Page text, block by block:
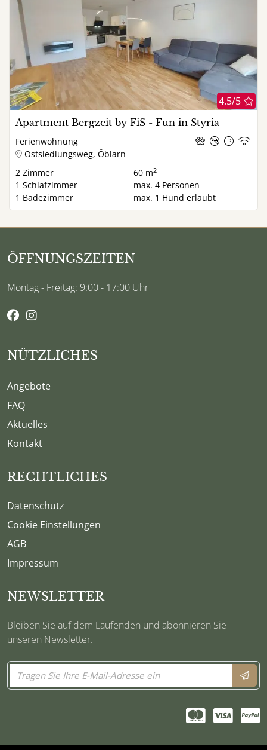
4.5/5
Apartment Bergzeit by FiS - Fun in Styria
Ferienwohnung
Ostsiedlungsweg, Öblarn
2 Zimmer
1 Schlafzimmer
1 Badezimmer
60 m2
max. 4 Personen
max. 1 Hund erlaubt
ÖFFNUNGSZEITEN
Montag - Freitag: 9:00 - 17:00 Uhr
NÜTZLICHES
Angebote
FAQ
Aktuelles
Kontakt
RECHTLICHES
Datenschutz
Cookie Einstellungen
AGB
Impressum
NEWSLETTER
Bleiben Sie auf dem Laufenden und abonnieren Sie
unseren Newsletter.